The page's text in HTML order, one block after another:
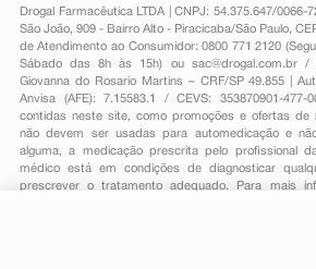
Drogal Farmacêutica LTDA | CNPJ: 54.375.647/0066-
São João, 909 - Bairro Alto - Piracicaba/São Paulo,
de Atendimento ao Consumidor: 0800 771 2120
Sábado das 8h às 15h) ou sac@drogal.com.br/
Giovanna do Rosario Martins – CRF/SP 49.855 |
Anvisa (AFE): 7.15583.1 / CEVS: 353870901-477-
contidas neste site, como promoções e ofertas de
não devem ser usadas para automedicação e
alguma, a medicação prescrita pelo profissional
médico está em condições de diagnosticar
prescrever o tratamento adequado. Para mais